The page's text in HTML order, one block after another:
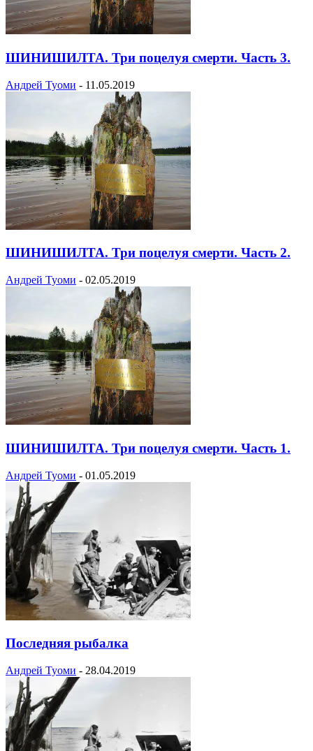
ШИНИШИЛТА. Три поцелуя смерти. Часть 3.
Андрей Туоми - 11.05.2019
ШИНИШИЛТА. Три поцелуя смерти. Часть 2.
Андрей Туоми - 02.05.2019
ШИНИШИЛТА. Три поцелуя смерти. Часть 1.
Андрей Туоми - 01.05.2019
Последняя рыбалка
Андрей Туоми - 28.04.2019